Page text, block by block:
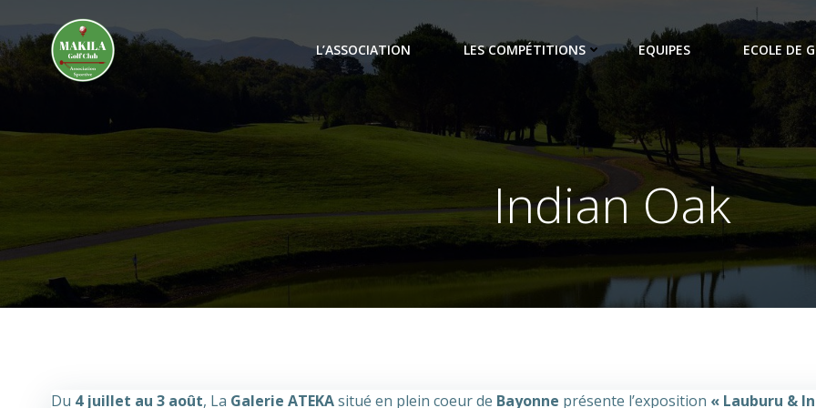
contenu
L’ASSOCIATION LES COMPÉTITIONS EQUIPES ECOLE DE
Indian Oak
Du 4 juillet au 3 août, La Galerie ATEKAsitué en plein coeur de Bayonne présente l’exposition « Lauburu &